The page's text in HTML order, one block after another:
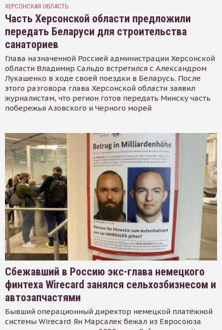
ХЕРСОНСКАЯ ОБЛАСТЬ
Часть Херсонской области предложили
передать Беларуси для строительства
санаториев
Глава назначенной Россией администрации Херсонской
области Владимир Сальдо встретился с Александром
Лукашенко в ходе своей поездки в Беларусь. После
этого разговора глава Херсонской области заявил
журналистам, что регион готов передать Минску часть
побережья Азовского и Черного морей
Сбежавший в Россию экс-глава немецкого
финтеха Wirecard занялся сельхозбизнесом и
автозапчастями
Бывший операционный директор немецкой платёжной
системы Wirecard Ян Марсалек бежал из Евросоюза